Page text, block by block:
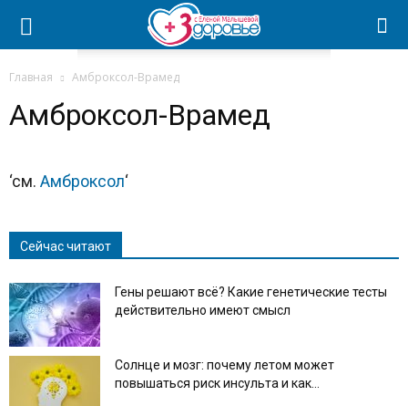
Главная Амброксол-Врамед
Амброксол-Врамед
‘cм. Амброксол‘
Сейчас читают
Гены решают всё? Какие генетические тесты
действительно имеют смысл
Солнце и мозг: почему летом может
повышаться риск инсульта и как...